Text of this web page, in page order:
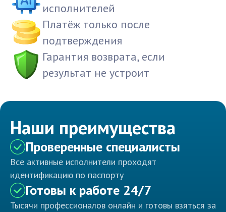
исполнителей
Платёж только после
подтверждения
Гарантия возврата, если
результат не устроит
Наши преимущества
Проверенные специалисты
Все активные исполнители проходят
идентификацию по паспорту
Готовы к работе 24/7
Тысячи профессионалов онлайн и готовы взяться за